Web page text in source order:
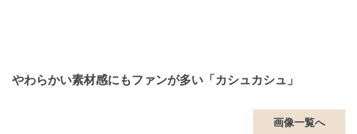
やわらかい素材感にもファンが多い「カシュカシュ」
画像一覧へ